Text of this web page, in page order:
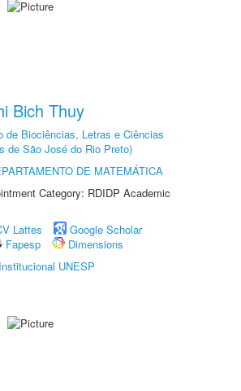
Bich Thuy
de Biociências, Letras e Ciências
de São José do Rio Preto)
DE MATEMÁTICA
Category: RDIDP Academic
Lattes
Google Scholar
Fapesp
Dimensions
UNESP